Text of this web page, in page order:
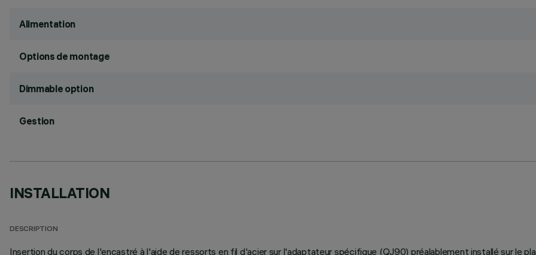
Alimentation
Options de montage
Dimmable option
Gestion
INSTALLATION
DESCRIPTION
Insertion du corps de l'encastré à l'aide de ressorts en fil d'acier sur l'adaptateur spécifique (QJ90) préalablement installé sur le